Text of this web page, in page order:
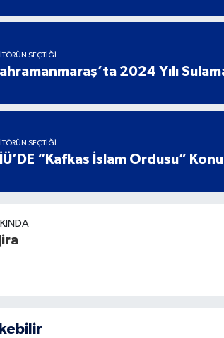
SEÇTIĞI
2024 Yılı
SEÇTIĞI
“Kafkas İslam Ordusu”